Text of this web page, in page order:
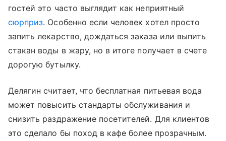
гостей это часто выглядит как неприятный
сюрприз. Особенно если человек хотел просто
запить лекарство, дождаться заказа или выпить
стакан воды в жару, но в итоге получает в счете
дорогую бутылку.
Делягин считает, что бесплатная питьевая вода
может повысить стандарты обслуживания и
снизить раздражение посетителей. Для клиентов
это сделало бы поход в кафе более прозрачным.